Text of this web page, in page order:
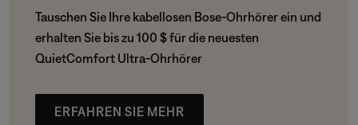
Tauschen Sie Ihre kabellosen Bose-Ohrhörer ein und
erhalten Sie bis zu 100 $ für die neuesten
QuietComfort Ultra-Ohrhörer
ERFAHREN SIE MEHR